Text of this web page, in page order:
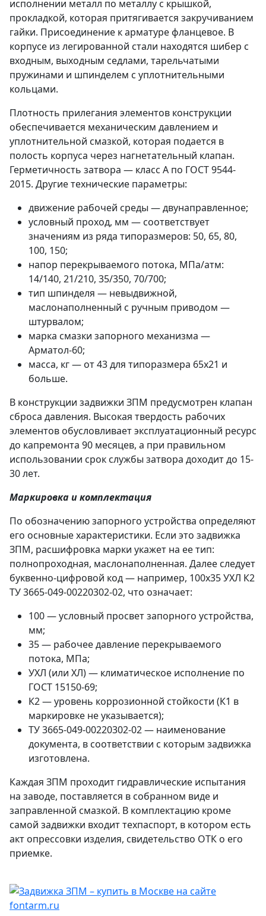
исполнении металл по металлу с крышкой,
прокладкой, которая притягивается закручиванием
гайки. Присоединение к арматуре фланцевое. В
корпусе из легированной стали находятся шибер с
входным, выходным седлами, тарельчатыми
пружинами и шпинделем с уплотнительными
кольцами.
Плотность прилегания элементов конструкции
обеспечивается механическим давлением и
уплотнительной смазкой, которая подается в
полость корпуса через нагнетательный клапан.
Герметичность затвора — класс А по ГОСТ 9544-
2015. Другие технические параметры:
движение рабочей среды — двунаправленное;
условный проход, мм — соответствует
значениям из ряда типоразмеров: 50, 65, 80,
100, 150;
напор перекрываемого потока, МПа/атм:
14/140, 21/210, 35/350, 70/700;
тип шпинделя — невыдвижной,
маслонаполненный с ручным приводом —
штурвалом;
марка смазки запорного механизма —
Арматол-60;
масса, кг — от 43 для типоразмера 65х21 и
больше.
В конструкции задвижки ЗПМ предусмотрен клапан
сброса давления. Высокая твердость рабочих
элементов обусловливает эксплуатационный ресурс
до капремонта 90 месяцев, а при правильном
использовании срок службы затвора доходит до 15-
30 лет.
Маркировка и комплектация
По обозначению запорного устройства определяют
его основные характеристики. Если это задвижка
ЗПМ, расшифровка марки укажет на ее тип:
полнопроходная, маслонаполненная. Далее следует
буквенно-цифровой код — например, 100х35 УХЛ К2
ТУ 3665-049-00220302-02, что означает:
100 — условный просвет запорного устройства,
мм;
35 — рабочее давление перекрываемого
потока, МПа;
УХЛ (или ХЛ) — климатическое исполнение по
ГОСТ 15150-69;
К2 — уровень коррозионной стойкости (К1 в
маркировке не указывается);
ТУ 3665-049-00220302-02 — наименование
документа, в соответствии с которым задвижка
изготовлена.
Каждая ЗПМ проходит гидравлические испытания
на заводе, поставляется в собранном виде и
заправленной смазкой. В комплектацию кроме
самой задвижки входит техпаспорт, в котором есть
акт опрессовки изделия, свидетельство ОТК о его
приемке.